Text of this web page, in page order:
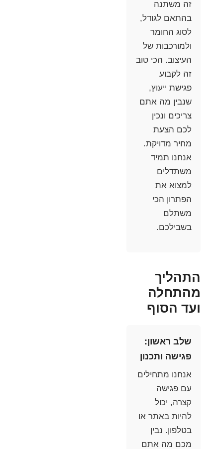
זה משתנה
בהתאם לגודל,
לסוג החומר
ולמורכבות של
העיצוב. הכי טוב
זה לקבוע
פגישת ייעוץ,
שנבין מה אתם
צריכים ונכין
לכם הצעת
מחיר מדויקת.
אנחנו תמיד
משתדלים
למצוא את
הפתרון הכי
משתלם
בשבילכם.
התהליך
מהתחלה
ועד הסוף
שלב ראשון:
פגישה ותכנון
אנחנו מתחילים
עם פגישה
קצרה, יכול
להיות באתר או
בטלפון. נבין
מכם מה אתם